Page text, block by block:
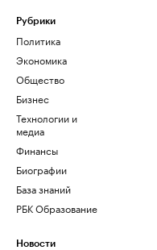
Рубрики
Политика
Экономика
Общество
Бизнес
Технологии и
медиа
Финансы
Биографии
База знаний
РБК Образование
Новости